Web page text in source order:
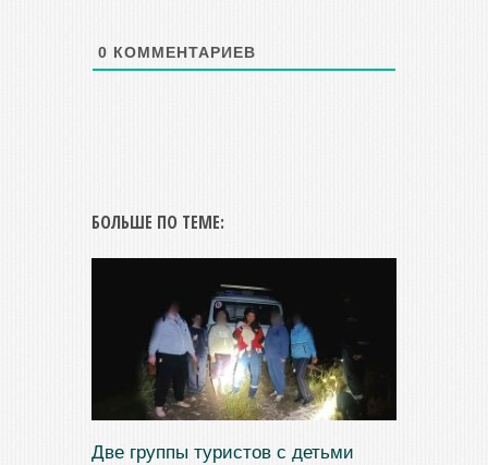
0 КОММЕНТАРИЕВ
БОЛЬШЕ ПО ТЕМЕ:
Две группы туристов с детьми